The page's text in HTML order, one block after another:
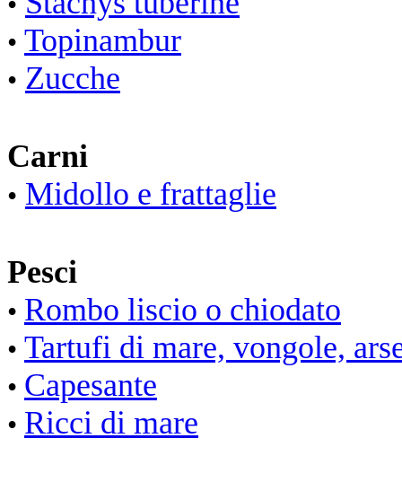
• Topinambur
• Zucche
Carni
• Midollo e frattaglie
Pesci
• Rombo liscio o chiodato
• Tartufi di mare, vongole,
• Capesante
• Ricci di mare